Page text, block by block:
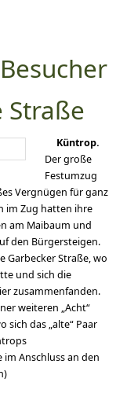
Straße
Küntrop.
Der große
Festumzug
Vergnügen für ganz
im Zug hatten ihre
am Maibaum und
den Bürgersteigen.
Garbecker Straße, wo
und sich die
zusammenfanden.
weiteren „Acht“
sich das „alte“ Paar
Anschluss an den